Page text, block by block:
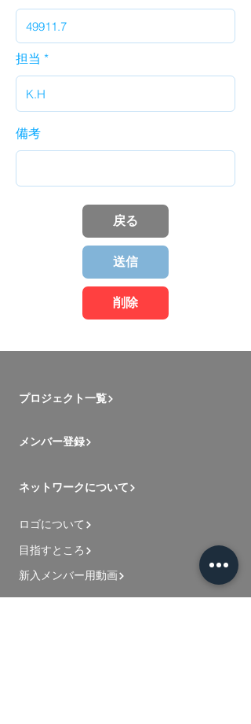
担当
備考
戻る
送信
削除
プロジェクト一覧
メンバー登録
ネットワークについて
ロゴについて
目指すところ
新入メンバー用動画